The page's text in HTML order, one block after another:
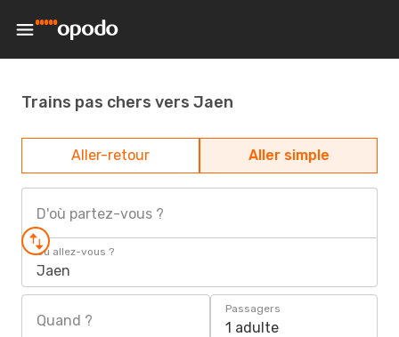
Trains pas chers vers Jaen
Aller-retour Aller simple
D'où partez-vous ?
Où allez-vous ?
Jaen
Quand ?
Passagers
1 adulte